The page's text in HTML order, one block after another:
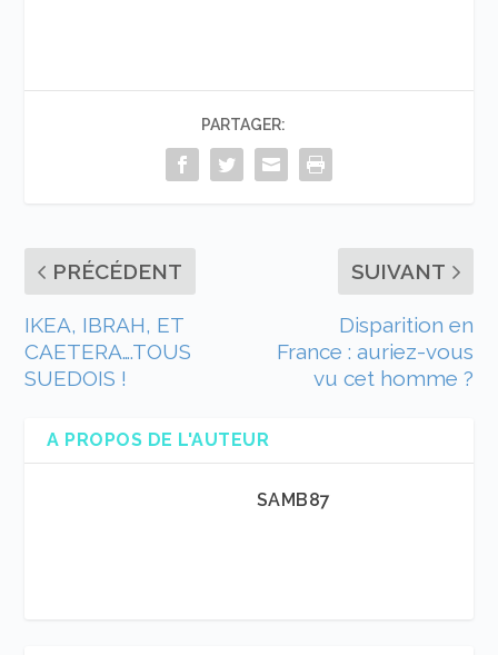
PARTAGER:
PRÉCÉDENT
IKEA, IBRAH, ET
CAETERA….TOUS
SUEDOIS !
SUIVANT
Disparition en
France : auriez-vous
vu cet homme ?
A PROPOS DE L'AUTEUR
SAMB87